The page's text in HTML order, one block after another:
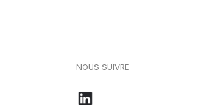
NOUS SUIVRE